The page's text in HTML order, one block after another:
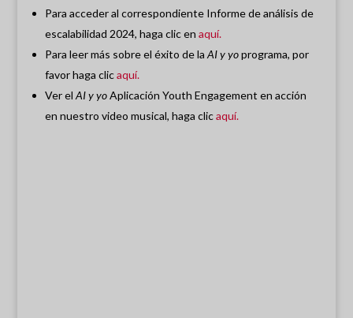
Para acceder al correspondiente Informe de análisis de
escalabilidad 2024, haga clic en aquí.
Para leer más sobre el éxito de la AI y yoprograma, por
favor haga clicaquí.
Ver el AI y yoAplicación Youth Engagement en acción
en nuestro video musical, haga clicaquí.